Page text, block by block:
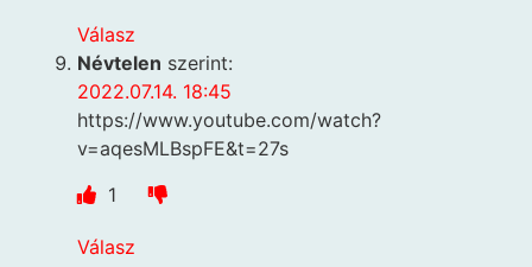
Válasz
Névtelen szerint:
2022.07.14. 18:45
https://www.youtube.com/watch?
v=aqesMLBspFE&t=27s
1
Válasz